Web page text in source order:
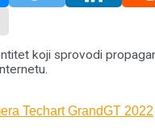
koji sprovodi